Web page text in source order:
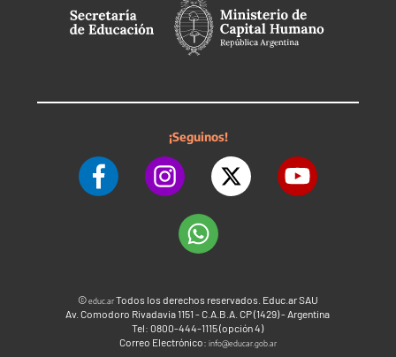
¡Seguinos!
©educ.arTodos los derechos reservados. Educ.ar SAU
Av. Comodoro Rivadavia 1151 - C.A.B.A. CP (1429) - Argentina
Tel: 0800-444-1115 (opción 4)
Correo Electrónico: info@educar.gob.ar